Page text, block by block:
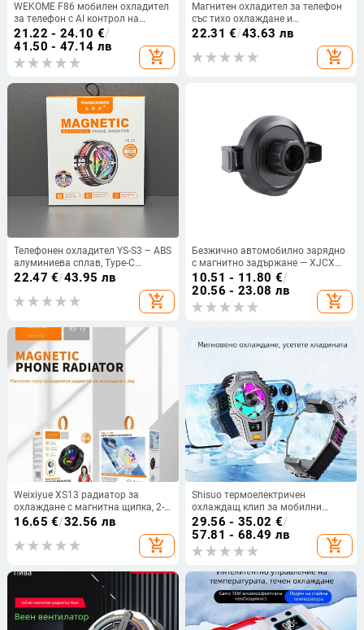
WEKOME F86 мобилен охладител
за телефон с AI контрол на
температурата, магнитен клип и
дигитален дисплей, 10W, Type-C
21.22 - 24.10 €/
41.50 - 47.14 лв
add_shopping_cart
Магнитен охладител за телефон
със тихо охлаждане и
полупроводникова технология за
игри, стрийминг и киберспорт
22.31 €/43.63 лв
add_shopping_cart
Телефонен охладител YS-S3 – ABS
алуминиева сплав, Type-C
интерфейс
22.47 €/43.95 лв
add_shopping_cart
Безжично автомобилно зарядно
с магнитно задържане — XJCX
Live clip, ABS материал, тегло 30 g,
интерфейс tpc
10.51 - 11.80 €/
20.56 - 23.08 лв
add_shopping_cart
Weixiyue XS13 радиатор за
охлаждане с магнитна щипка, 2-
в-1 полупроводниково
охлаждане, цветни светлини,
бързо охлаждане
16.65 €/32.56 лв
add_shopping_cart
Shisuo термоелектричен
охлаждащ клип за мобилни
телефони и таблети — модел X1-
pro
29.56 - 35.02 €/
57.81 - 68.49 лв
add_shopping_cart